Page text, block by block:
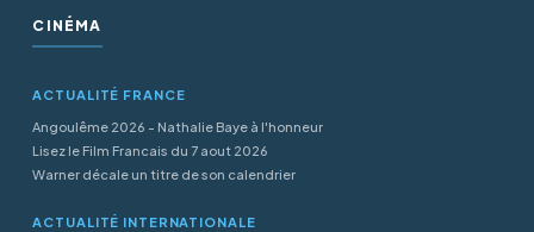
CINÉMA
ACTUALITÉ FRANCE
Angoulême 2026 - Nathalie Baye à l'honneur
Lisez le Film Francais du 7 aout 2026
Warner décale un titre de son calendrier
ACTUALITÉ INTERNATIONALE